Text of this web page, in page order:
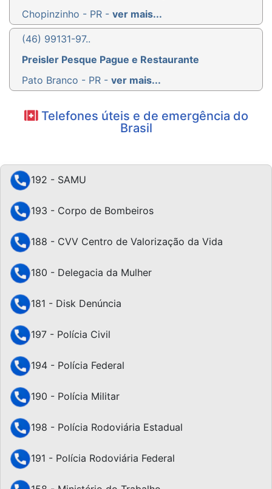
Chopinzinho - PR - ver mais...
(46) 99131-97..
Preisler Pesque Pague e Restaurante
Pato Branco - PR - ver mais...
Telefones úteis e de emergência do
Brasil
192 - SAMU
193 - Corpo de Bombeiros
188 - CVV Centro de Valorização da Vida
180 - Delegacia da Mulher
181 - Disk Denúncia
197 - Polícia Civil
194 - Polícia Federal
190 - Polícia Militar
198 - Polícia Rodoviária Estadual
191 - Polícia Rodoviária Federal